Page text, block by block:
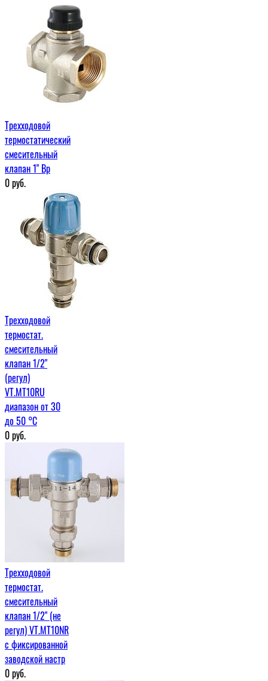
Трехходовой
термостатический
смесительный
клапан 1" Вр
0руб.
Трехходовой
термостат.
смесительный
клапан 1/2"
(регул)
VT.MT10RU
диапазон от 30
до 50 °C
0руб.
Трехходовой
термостат.
смесительный
клапан 1/2" (не
регул) VT.MT10NR
с фиксированной
заводской настр
0руб.